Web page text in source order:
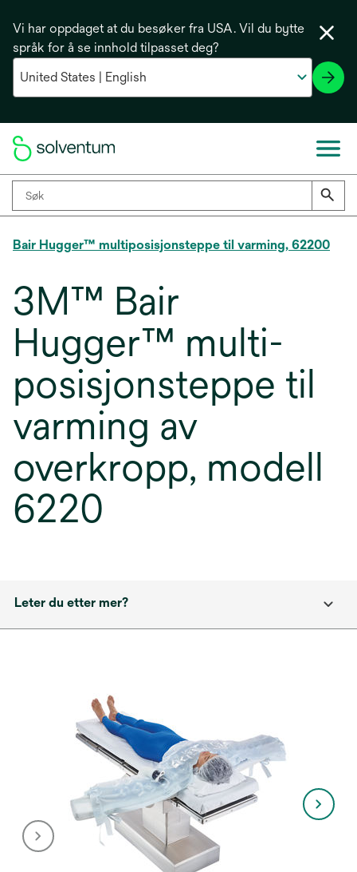
Vi har oppdaget at du besøker fra USA. Vil du bytte
språk for å se innhold tilpasset deg?
Bair Hugger™ multiposisjonsteppe til varming, 62200
3M™ Bair
Hugger™ multi-
posisjonsteppe til
varming av
overkropp, modell
6220
Leter du etter mer?